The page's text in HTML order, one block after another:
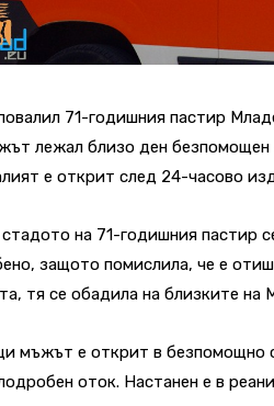
71-годишния пастир
лежал близо ден
е открит след 24-часово
на 71-годишния пастир
защото помислила, че е
тя се обадила на близките на
мъжът е открит в безпомощно
оток. Настанен е в